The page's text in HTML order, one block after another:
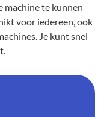
machine te kunnen
voor iedereen, ook
Je kunt snel